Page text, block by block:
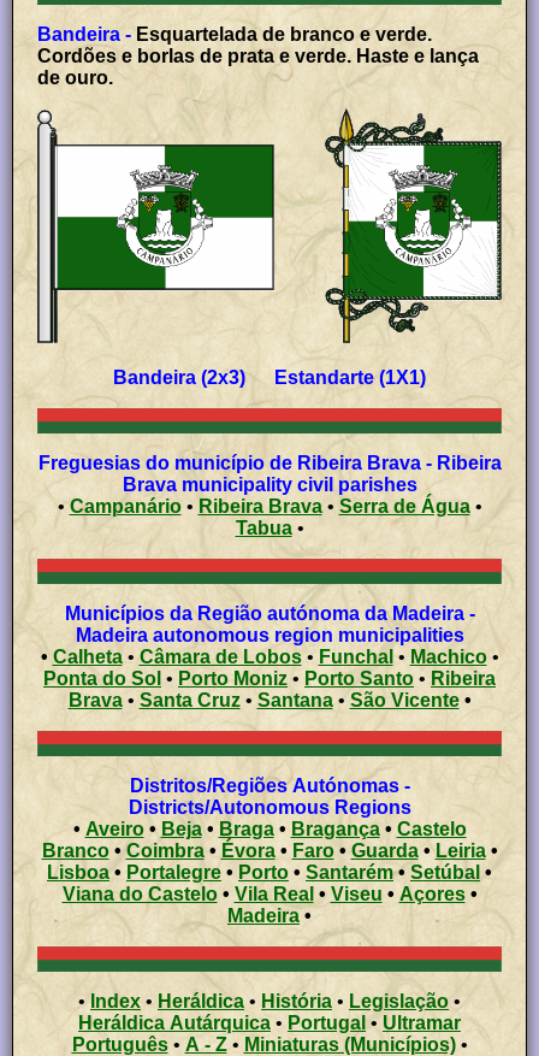
Bandeira - Esquartelada de branco e verde.
Cordões e borlas de prata e verde. Haste e lança
de ouro.
Bandeira (2x3) Estandarte (1X1)
Freguesias do município de Ribeira Brava - Ribeira
Brava municipality civil parishes
•Campanário• Ribeira Brava• Serra de Água•
Tabua•
Municípios da Região autónoma da Madeira -
Madeira autonomous region municipalities
• Calheta• Câmara de Lobos• Funchal • Machico•
Ponta do Sol • Porto Moniz • Porto Santo • Ribeira
Brava• Santa Cruz•Santana• São Vicente •
Distritos/Regiões Autónomas -
Districts/Autonomous Regions
• Aveiro• Beja• Braga• Bragança• Castelo
Branco•Coimbra• Évora• Faro• Guarda•Leiria•
Lisboa• Portalegre • Porto • Santarém• Setúbal •
Viana do Castelo• Vila Real • Viseu • Açores•
Madeira•
• Index • Heráldica • História • Legislação •
Heráldica Autárquica • Portugal •Ultramar
Português• A - Z• Miniaturas (Municípios)•